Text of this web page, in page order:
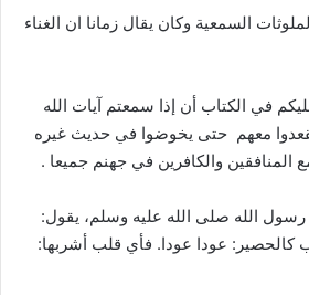
السمعية وكان يقال زمانا ان الغناء
في الكتاب أن إذا سمعتم آيات الله
تقعدوا معهم حتى يخوضوا في حديث غيره
المنافقين والكافرين في جهنم جميعا .
الله صلى الله عليه وسلم، يقول:
كالحصير: عودا عودا. فأي قلب أشربها: